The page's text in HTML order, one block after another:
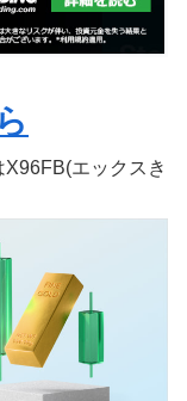
エックスき